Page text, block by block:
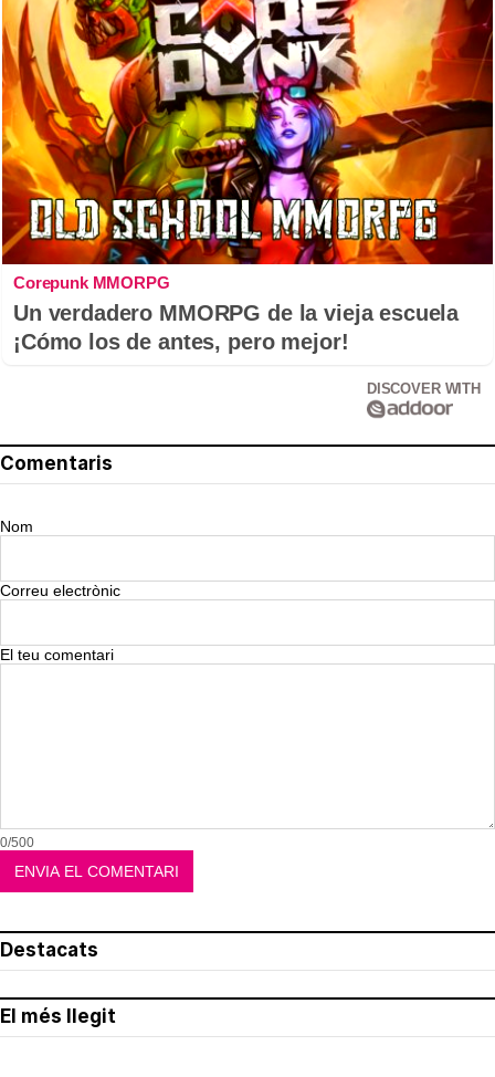
Corepunk MMORPG
Un verdadero MMORPG de la vieja escuela
¡Cómo los de antes, pero mejor!
DISCOVER WITH
Comentaris
Nom
Correu electrònic
El teu comentari
0/500
Destacats
El més llegit